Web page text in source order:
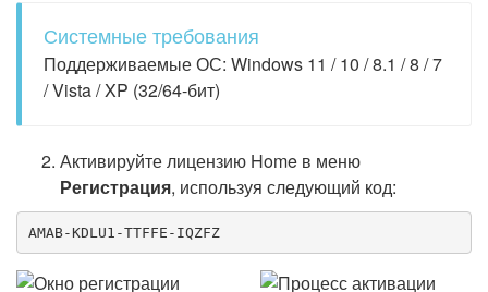
Системные требования
Поддерживаемые ОС: Windows 11 / 10 / 8.1 / 8 / 7
/ Vista / XP (32/64-бит)
Активируйте лицензию Home в меню
Регистрация, используя следующий код:
AMAB-KDLU1-TTFFE-IQZFZ